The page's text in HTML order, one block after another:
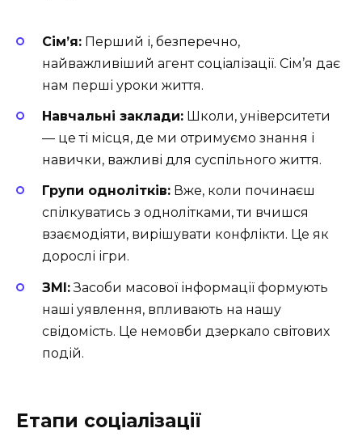
Сім’я: Перший і, безперечно,
найважливіший агент соціалізації. Сім’я дає
нам перші уроки життя.
Навчальні заклади: Школи, університети
— це ті місця, де ми отримуємо знання і
навички, важливі для суспільного життя.
Групи однолітків: Вже, коли починаєш
спілкуватись з однолітками, ти вчишся
взаємодіяти, вирішувати конфлікти. Це як
дорослі ігри.
ЗМІ:Засоби масової інформації формують
наші уявлення, впливають на нашу
свідомість. Це немовби дзеркало світових
подій.
Етапи соціалізації